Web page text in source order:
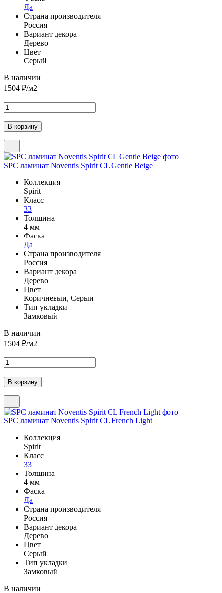
Да
Страна производителя
Россия
Вариант декора
Дерево
Цвет
Серый
В наличии
1504 ₽/м2
SPC ламинат Noventis Spirit CL Gentle Beige
Коллекция
Spirit
Класс
33
Толщина
4 мм
Фаска
Да
Страна производителя
Россия
Вариант декора
Дерево
Цвет
Коричневый, Серый
Тип укладки
Замковый
В наличии
1504 ₽/м2
SPC ламинат Noventis Spirit CL French Light
Коллекция
Spirit
Класс
33
Толщина
4 мм
Фаска
Да
Страна производителя
Россия
Вариант декора
Дерево
Цвет
Серый
Тип укладки
Замковый
В наличии